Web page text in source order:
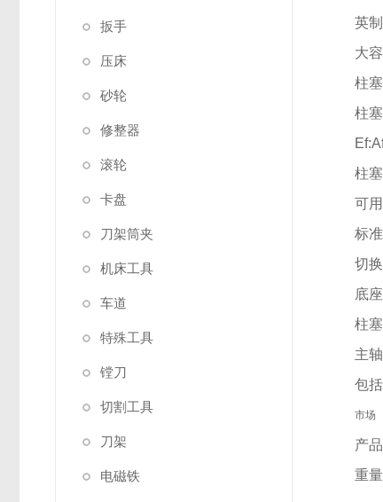
扳手
压床
砂轮
修整器
滚轮
卡盘
刀架筒夹
机床工具
车道
特殊工具
镗刀
切割工具
刀架
电磁铁
英
大
柱
柱
柱
可
标
切
底
柱塞
主
包
市场
产
重